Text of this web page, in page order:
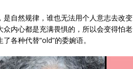
自然规律，谁也无法用个人意志去改
众内心都是充满畏惧的，所以会变得怕
各种代替“old”的委婉语。